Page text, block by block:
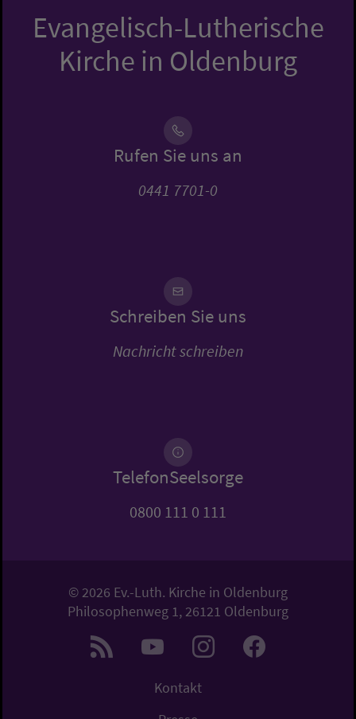
Evangelisch-Lutherische
Kirche in Oldenburg
Rufen Sie uns an
0441 7701-0
Schreiben Sie uns
Nachricht schreiben
TelefonSeelsorge
0800 111 0 111
© 2026 Ev.-Luth. Kirche in Oldenburg
Philosophenweg 1, 26121 Oldenburg
Kontakt